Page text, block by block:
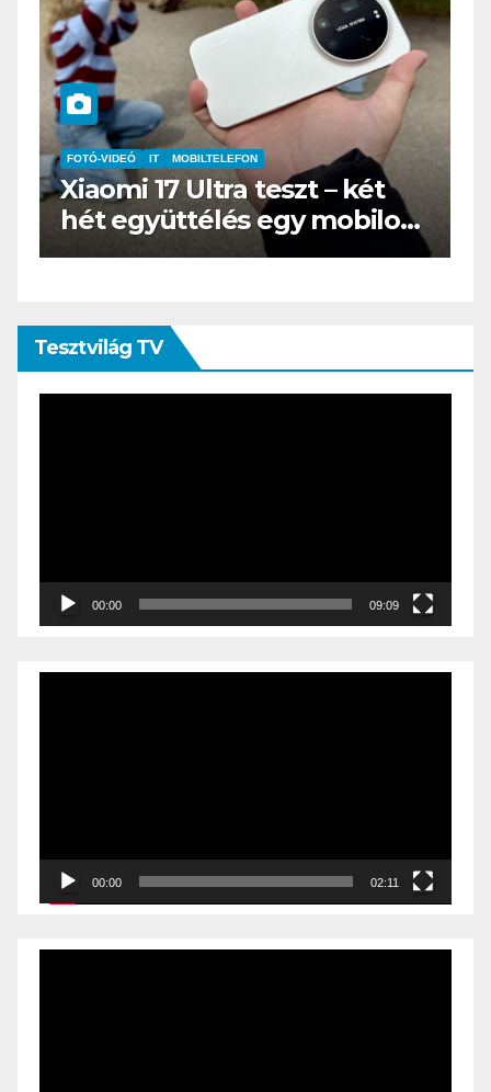
– két
mobilos
IT MŰSZAKI
BOOX Go 10.3 teszt –
az e-book olvasó
öltönyt húz
Tesztvilág TV
00:00 09:09
00:00 02:11